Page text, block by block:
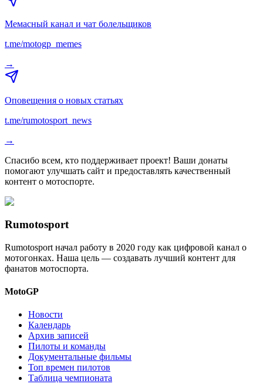
Мемасный канал и чат болельщиков
t.me/motogp_memes
→
Оповещения о новых статьях
t.me/rumotosport_news
→
Спасибо всем, кто поддерживает проект! Ваши донаты
помогают улучшать сайт и предоставлять качественный
контент о мотоспорте.
Rumotosport
Rumotosport начал работу в 2020 году как цифровой канал о
мотогонках. Наша цель — создавать лучший контент для
фанатов мотоспорта.
MotoGP
Новости
Календарь
Архив записей
Пилоты и команды
Документальные фильмы
Топ времен пилотов
Таблица чемпионата